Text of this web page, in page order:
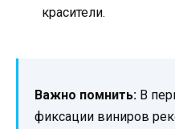
красители.
Важно помнить: В
фиксации виниров